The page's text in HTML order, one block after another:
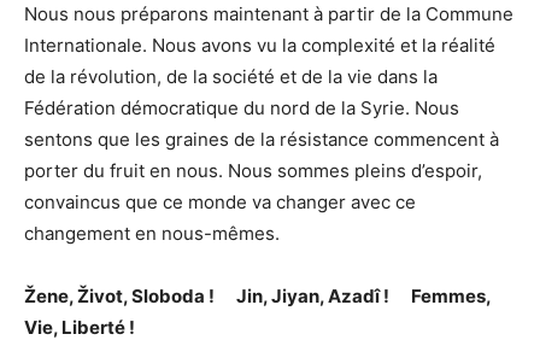
Nous nous préparons maintenant à partir de la Commune
Internationale. Nous avons vu la complexité et la réalité
de la révolution, de la société et de la vie dans la
Fédération démocratique du nord de la Syrie. Nous
sentons que les graines de la résistance commencent à
porter du fruit en nous. Nous sommes pleins d’espoir,
convaincus que ce monde va changer avec ce
changement en nous-mêmes.
Žene, Život, Sloboda ! Jin, Jiyan, Azadî !
Femmes,
Vie, Liberté !